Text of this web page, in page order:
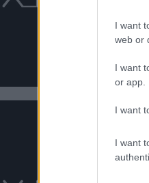
I want
web or
I want
or app.
I want
I want